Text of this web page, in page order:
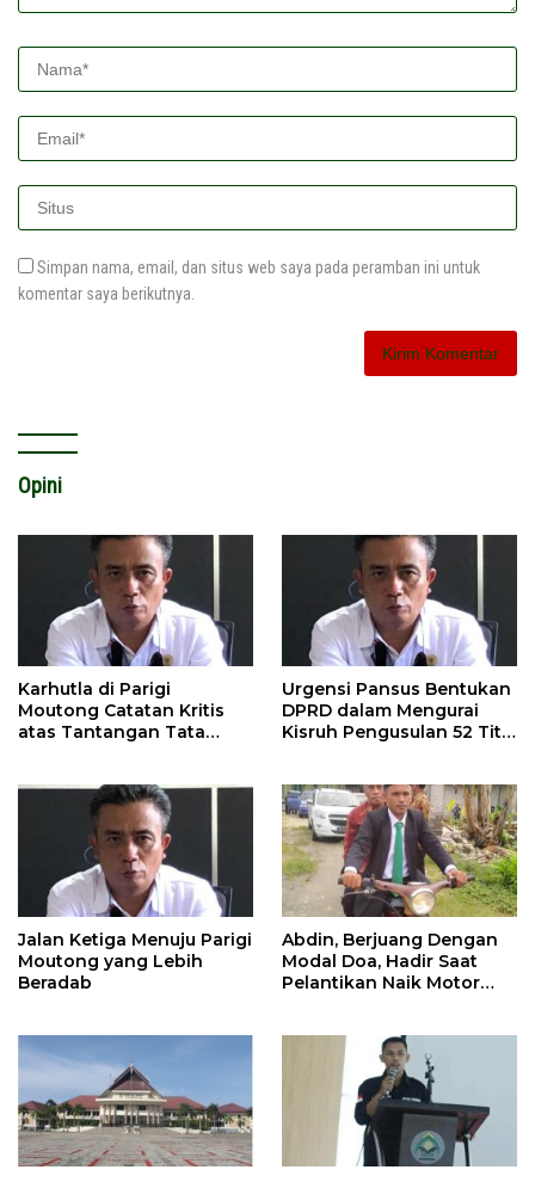
Simpan nama, email, dan situs web saya pada peramban ini untuk
komentar saya berikutnya.
Opini
Karhutla di Parigi
Moutong Catatan Kritis
atas Tantangan Tata
Urgensi Pansus Bentukan
DPRD dalam Mengurai
Kisruh Pengusulan 52 Titik
Jalan Ketiga Menuju Parigi
Moutong yang Lebih
Beradab
Abdin, Berjuang Dengan
Modal Doa, Hadir Saat
Pelantikan Naik Motor